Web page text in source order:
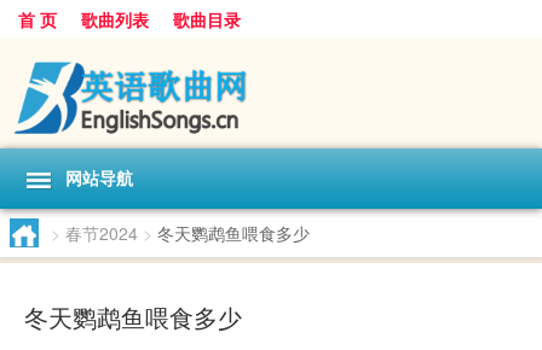
首 页 歌曲列表 歌曲目录
网站导航
> 春节2024 > 冬天鹦鹉鱼喂食多少
冬天鹦鹉鱼喂食多少